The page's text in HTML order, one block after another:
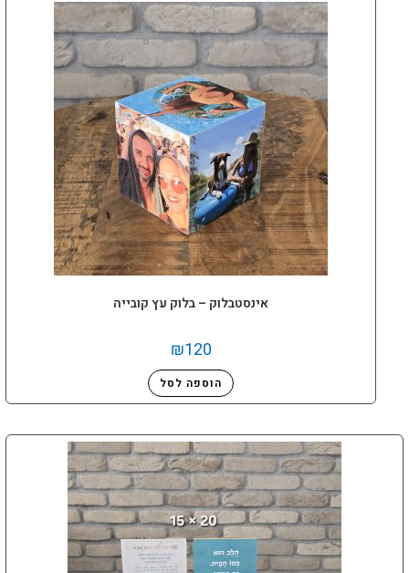
אינסטבלוק – בלוק עץ קובייה
₪120
הוספה לסל